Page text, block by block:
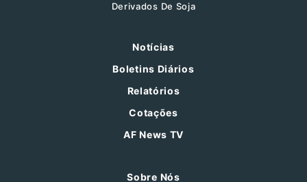
Derivados De Soja
Notícias
Boletins Diários
Relatórios
Cotações
AF News TV
Sobre Nós